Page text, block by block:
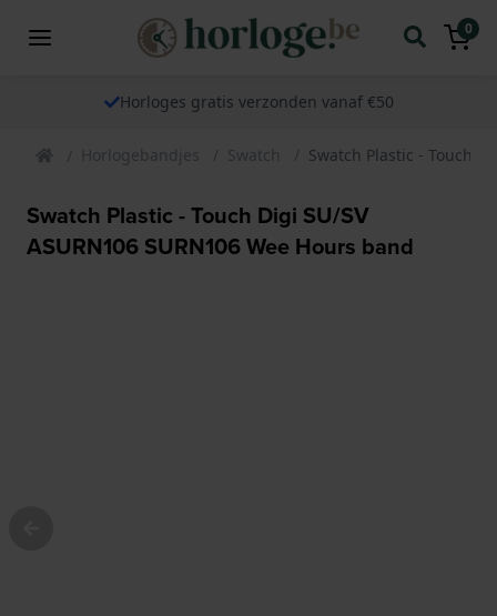
0
Horloges gratis verzonden vanaf €50
Horlogebandjes Swatch Swatch Plastic - Touch
Swatch Plastic - Touch Digi SU/SV
ASURN106 SURN106 Wee Hours band